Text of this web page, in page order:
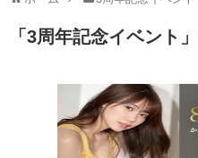
「 3周年記念イベント 」